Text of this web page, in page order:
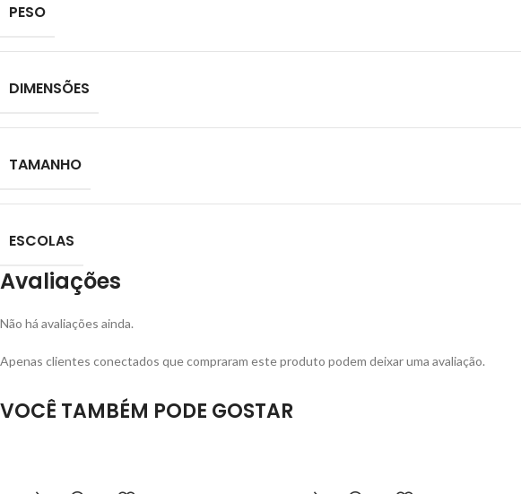
PESO
DIMENSÕES
TAMANHO
ESCOLAS
Avaliações
Não há avaliações ainda.
Apenas clientes conectados que compraram este produto podem deixar uma avaliação.
VOCÊ TAMBÉM PODE GOSTAR